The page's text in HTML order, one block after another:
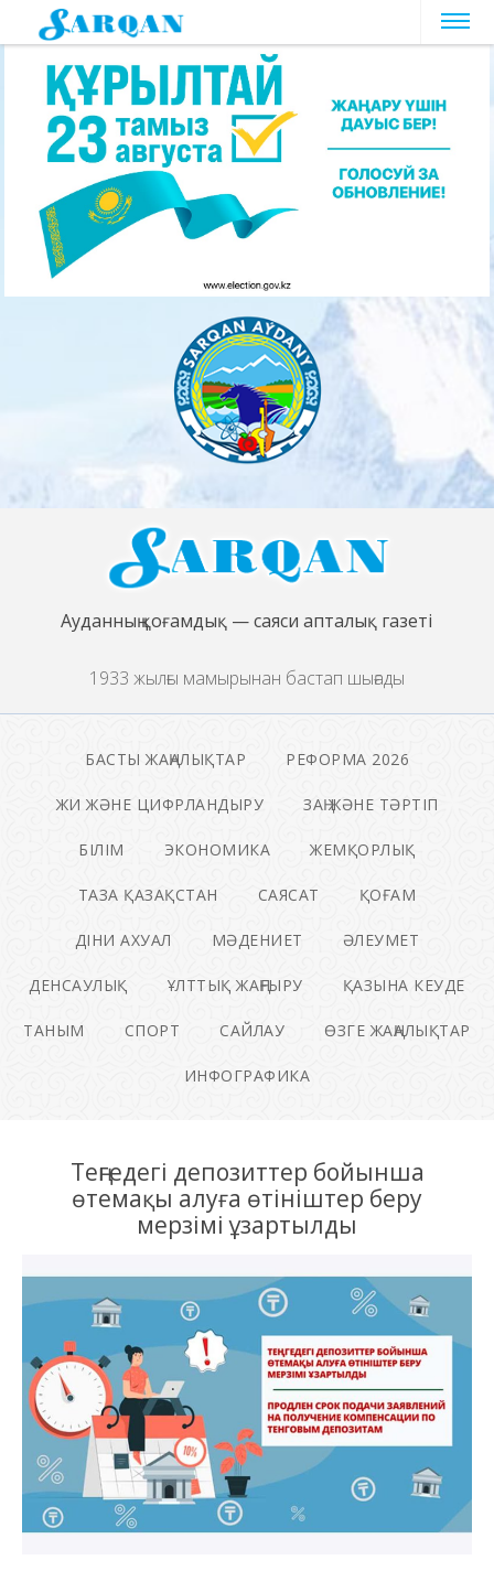
Ауданның қоғамдық — саяси апталық газеті
1933 жылғы мамырынан бастап шығады
БАСТЫ ЖАҢАЛЫҚТАР РЕФОРМА 2026
ЖИ ЖӘНЕ ЦИФРЛАНДЫРУ ЗАҢ ЖӘНЕ ТӘРТІП
БІЛІМ ЭКОНОМИКА ЖЕМҚОРЛЫҚ
ТАЗА ҚАЗАҚСТАН САЯСАТ ҚОҒАМ
ДІНИ АХУАЛ МӘДЕНИЕТ ӘЛЕУМЕТ
ДЕНСАУЛЫҚ ҰЛТТЫҚ ЖАҢҒЫРУ ҚАЗЫНА КЕУДЕ
ТАНЫМ СПОРТ САЙЛАУ ӨЗГЕ ЖАҢАЛЫҚТАР
ИНФОГРАФИКА
Теңгедегі депозиттер бойынша
өтемақы алуға өтініштер беру
мерзімі ұзартылды